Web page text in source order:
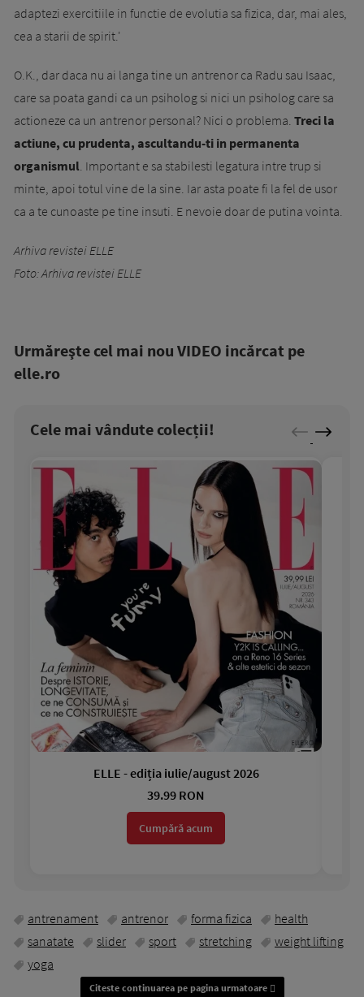
adaptezi exercitiile in functie de evolutia sa fizica, dar, mai ales,
cea a starii de spirit.'
O.K., dar daca nu ai langa tine un antrenor ca Radu sau Isaac,
care sa poata gandi ca un psiholog si nici un psiholog care sa
actioneze ca un antrenor personal? Nici o problema. Treci la
actiune, cu prudenta, ascultandu-ti in permanenta
organismul. Important e sa stabilesti legatura intre trup si
minte, apoi totul vine de la sine. Iar asta poate fi la fel de usor
ca a te cunoaste pe tine insuti. E nevoie doar de putina vointa.
Arhiva revistei ELLE
Foto: Arhiva revistei ELLE
Urmăreşte cel mai nou VIDEO incărcat pe
elle.ro
Cele mai vândute colecții!
ELLE - ediția iulie/august 2026
39.99 RON
Cumpără acum
antrenament antrenor forma fizica
health
sanatate
slider sport stretching
weight lifting
yoga
Citeste continuarea pe pagina urmatoare